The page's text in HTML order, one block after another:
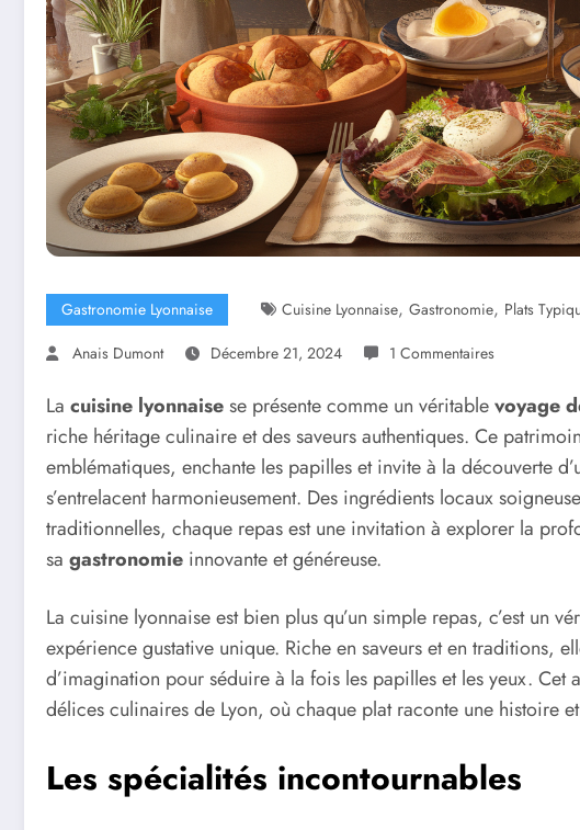
Gastronomie Lyonnaise Cuisine Lyonnaise, Gastronomie, Plats
Anais Dumont
Décembre 21, 2024 1 Commentaires
La cuisine lyonnaisese présente comme un véritablevoyage
riche héritage culinaire et des saveurs authentiques. Ce
emblématiques, enchante les papilles et invite à la découverte
s’entrelacent harmonieusement. Des ingrédients locaux
traditionnelles, chaque repas est une invitation à explorer la
sa gastronomie innovante et généreuse.
La cuisine lyonnaise est bien plus qu’un simple repas, c’est un
expérience gustative unique. Riche en saveurs et en traditions,
d’imagination pour séduire à la fois les papilles et les yeux. Cet
délices culinaires de Lyon, où chaque plat raconte une histoire
Les spécialités incontournables